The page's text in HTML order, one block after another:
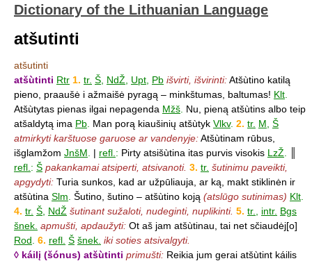
Dictionary of the Lithuanian Language
atšutinti
atšutinti
atšùtinti Rtr 1. tr. Š NdŽ Upt Pb išvirti, išvirinti:Atšùtino katilą
pieno, praaušė i ažmaišė pyragą – minkštumas, baltumas! Klt
Atšùtytas pienas ilgai nepagenda Mžš Nu, pieną atšùtins albo teip
atšaldytą ima Pb Man porą kiaušinių atšùtyk Vlkv. 2. tr. M Š
atmirkyti karštuose garuose ar vandenyje:Atšùtinam rūbus,
išglamžom JnšM | refl. : Pirty atsišùtina itas purvis visokis LzŽ
refl. : Š pakankamai atsiperti, atsivanoti. 3. tr. šutinimu paveikti,
apgydyti: Turia sunkos, kad ar užpūliauja, ar ką, makt stiklinėn ir
atšùtina Slm Šutino, šutino – atšùtino koją (atslūgo sutinimas) Klt
4. tr. Š NdŽ šutinant sužaloti, nudeginti, nuplikinti. 5. tr. intr. Bgs
šnek. apmušti, apdaužyti: Ot aš jam atšùtinau, tai net sčiaudėj[o]
Rod 6. refl. Š šnek. iki soties atsivalgyti.
◊ káilį (šónus) atšùtinti primušti: Reikia jum gerai atšùtint káilis